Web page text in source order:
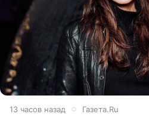
13 часов назад Газета.Ru